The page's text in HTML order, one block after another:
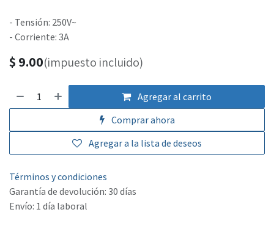
- Tensión: 250V~
- Corriente: 3A
$ 9.00(impuesto incluido)
Agregar al carrito
Comprar ahora
Agregar a la lista de deseos
Términos y condiciones
Garantía de devolución: 30 días
Envío: 1 día laboral